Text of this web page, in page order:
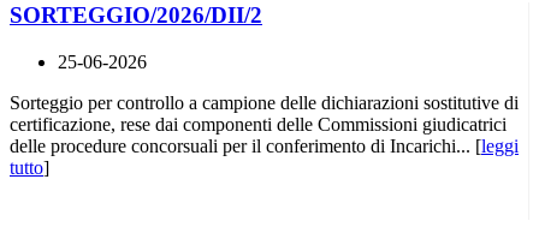
SORTEGGIO/2026/DII/2
25-06-2026
Sorteggio per controllo a campione delle dichiarazioni sostitutive di
certificazione, rese dai componenti delle Commissioni giudicatrici
delle procedure concorsuali per il conferimento di Incarichi... [leggi
tutto]